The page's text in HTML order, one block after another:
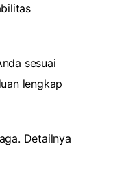
sesuai
lengkap
Detailnya